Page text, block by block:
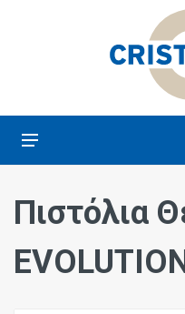
Πιστόλια